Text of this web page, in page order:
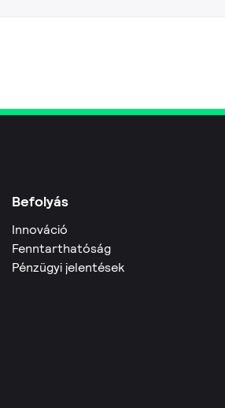
Befolyás
Innováció
Fenntarthatóság
Pénzügyi jelentések